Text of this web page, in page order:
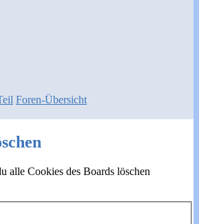
Foren-Übersicht
alle Cookies des Boards löschen